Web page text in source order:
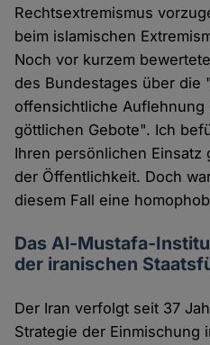
Rechtsextremismus
beim islamischen
Noch vor kurzem
des Bundestages über die
offensichtliche
göttlichen Gebote". Ich
Ihren persönlichen Einsatz
der Öffentlichkeit. Doch
diesem Fall eine
Das Al-Mustafa-
der iranischen
Der Iran verfolgt seit 37
Strategie der Einmischung